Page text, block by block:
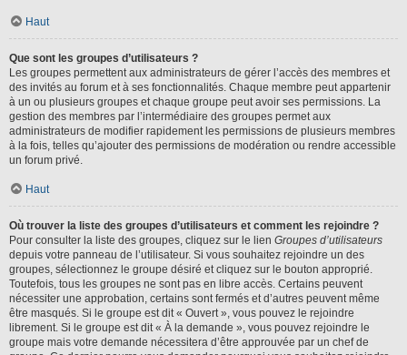
Haut
Que sont les groupes d’utilisateurs ?
Les groupes permettent aux administrateurs de gérer l’accès des membres et
des invités au forum et à ses fonctionnalités. Chaque membre peut appartenir
à un ou plusieurs groupes et chaque groupe peut avoir ses permissions. La
gestion des membres par l’intermédiaire des groupes permet aux
administrateurs de modifier rapidement les permissions de plusieurs membres
à la fois, telles qu’ajouter des permissions de modération ou rendre accessible
un forum privé.
Haut
Où trouver la liste des groupes d’utilisateurs et comment les rejoindre ?
Pour consulter la liste des groupes, cliquez sur le lien Groupes d’utilisateurs
depuis votre panneau de l’utilisateur. Si vous souhaitez rejoindre un des
groupes, sélectionnez le groupe désiré et cliquez sur le bouton approprié.
Toutefois, tous les groupes ne sont pas en libre accès. Certains peuvent
nécessiter une approbation, certains sont fermés et d’autres peuvent même
être masqués. Si le groupe est dit « Ouvert », vous pouvez le rejoindre
librement. Si le groupe est dit « À la demande », vous pouvez rejoindre le
groupe mais votre demande nécessitera d’être approuvée par un chef de